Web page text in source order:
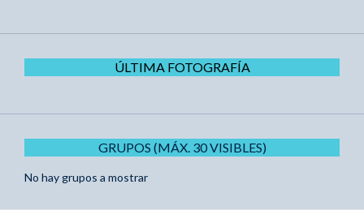
ÚLTIMA FOTOGRAFÍA
GRUPOS (MÁX. 30 VISIBLES)
No hay grupos a mostrar